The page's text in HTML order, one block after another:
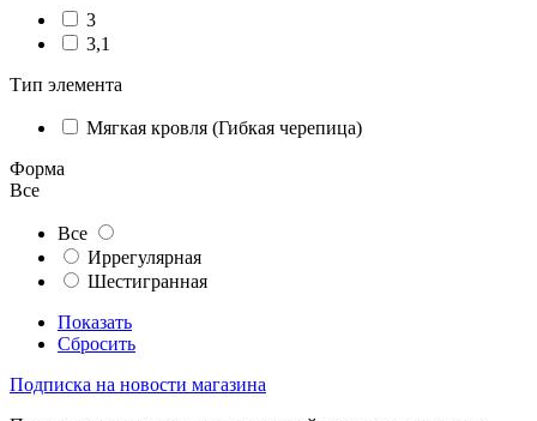
3
3,1
Тип элемента
Мягкая кровля (Гибкая черепица)
Форма
Все
Все
Иррегулярная
Шестигранная
Показать
Сбросить
Подписка на новости магазина